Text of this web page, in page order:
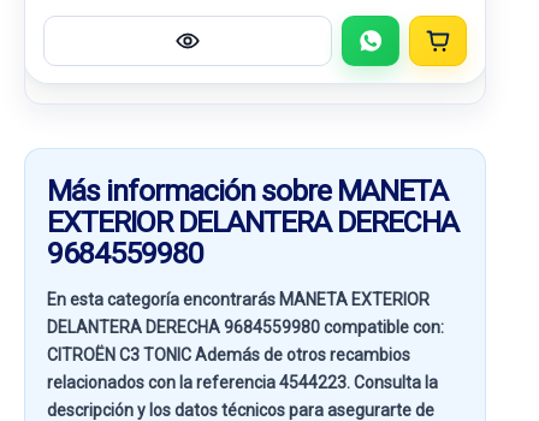
Más información sobre MANETA
EXTERIOR DELANTERA DERECHA
9684559980
En esta categoría encontrarás MANETA EXTERIOR
DELANTERA DERECHA 9684559980 compatible con:
CITROËN C3 TONICAdemás de otros recambios
relacionados con la referencia4544223. Consulta la
descripción y los datos técnicos para asegurarte de